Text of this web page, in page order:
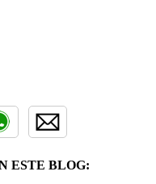
ESTE BLOG: